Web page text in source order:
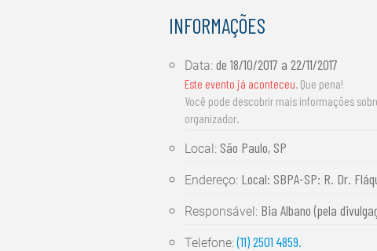
INFORMAÇÕES
Data:de18/10/2017 a 22/11/2017
Este evento já aconteceu. Que pena!
Você pode descobrir mais informações
organizador.
Local: São Paulo, SP
Endereço: Local: SBPA-SP: R. Dr.
Responsável: Bia Albano (pela
Telefone:(11) 2501 4859.